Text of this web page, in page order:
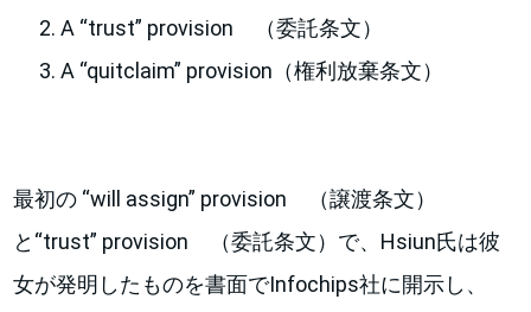
A “trust” provision （委託条文）
A “quitclaim” provision（権利放棄条文）
最初の “will assign” provision （譲渡条文）
と“trust” provision （委託条文）で、Hsiun氏は彼
女が発明したものを書面でInfochips社に開示し、